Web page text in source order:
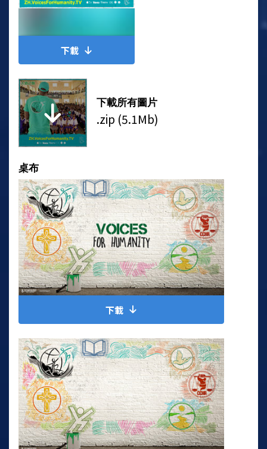
下載
下載所有圖片
.zip (5.1Mb)
桌布
下載